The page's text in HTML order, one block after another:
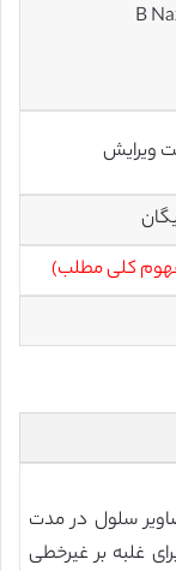
کلی مطلب)
سلول در مدت
غلبه بر غیرخطی